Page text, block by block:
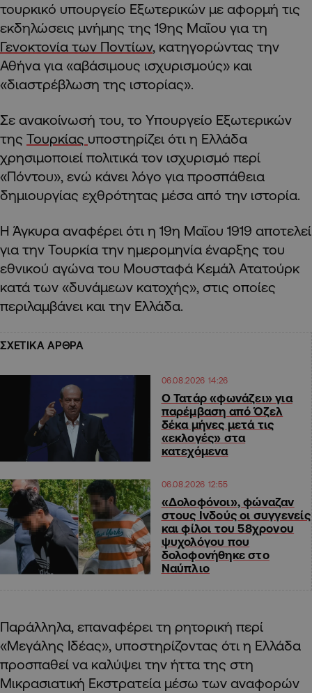
τουρκικό υπουργείο Εξωτερικών με αφορμή τις
εκδηλώσεις μνήμης της 19ης Μαΐου για τη
Γενοκτονία των Ποντίων, κατηγορώντας την
Αθήνα για «αβάσιμους ισχυρισμούς» και
«διαστρέβλωση της ιστορίας».
Σε ανακοίνωσή του, το Υπουργείο Εξωτερικών
της Τουρκίας υποστηρίζει ότι η Ελλάδα
χρησιμοποιεί πολιτικά τον ισχυρισμό περί
«Πόντου», ενώ κάνει λόγο για προσπάθεια
δημιουργίας εχθρότητας μέσα από την ιστορία.
Η Άγκυρα αναφέρει ότι η 19η Μαΐου 1919 αποτελεί
για την Τουρκία την ημερομηνία έναρξης του
εθνικού αγώνα του Μουσταφά Κεμάλ Ατατούρκ
κατά των «δυνάμεων κατοχής», στις οποίες
περιλαμβάνει και την Ελλάδα.
ΣΧΕΤΙΚΑ ΑΡΘΡΑ
06.08.2026 14:26
Ο Τατάρ «φωνάζει» για
παρέμβαση από Όζελ
δέκα μήνες μετά τις
«εκλογές» στα
κατεχόμενα
06.08.2026 12:55
«Δολοφόνοι», φώναζαν
στους Ινδούς οι συγγενείς
και φίλοι του 58χρονου
ψυχολόγου που
δολοφονήθηκε στο
Ναύπλιο
Παράλληλα, επαναφέρει τη ρητορική περί
«Μεγάλης Ιδέας», υποστηρίζοντας ότι η Ελλάδα
προσπαθεί να καλύψει την ήττα της στη
Μικρασιατική Εκστρατεία μέσω των αναφορών